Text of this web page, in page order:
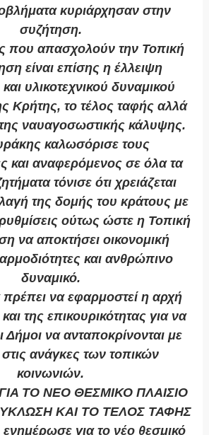
κυριάρχησαν στην
συζήτηση.
που απασχολούν την Τοπική
είναι επίσης η έλλειψη
υλικοτεχνικού δυναμικού
Κρήτης, το τέλος ταφής αλλά
της ναυαγοσωστικής κάλυψης.
καλωσόρισε τους
και αναφερόμενος σε όλα τα
τόνισε ότι χρειάζεται
της δομής του κράτους με
ούτως ώστε η Τοπική
να αποκτήσει οικονομική
και ανθρώπινο
δυναμικό.
πρέπει να εφαρμοστεί η αρχή
της επικουρικότητας για να
να ανταποκρίνονται με
ανάγκες των τοπικών
κοινωνιών.
ΤΟ ΝΕΟ ΘΕΣΜΙΚΟ ΠΛΑΙΣΙΟ
ΚΑΙ ΤΟ ΤΕΛΟΣ ΤΑΦΗΣ
για το νέο θεσμικό